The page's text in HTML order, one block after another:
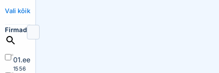
Vali kõik
Firmad
01.ee
1556